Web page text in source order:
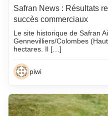
Safran News : Résultats
succès commerciaux
Le site historique de Safran
Gennevilliers/Colombes
hectares. Il […]
piwi